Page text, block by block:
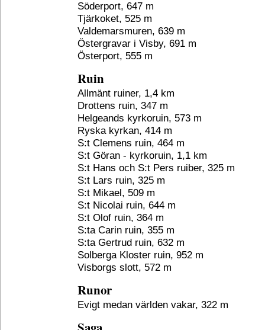
Söderport, 647 m
Tjärkoket, 525 m
Valdemarsmuren, 639 m
Östergravar i Visby, 691 m
Österport, 555 m
Ruin
Allmänt ruiner, 1,4 km
Drottens ruin, 347 m
Helgeands kyrkoruin, 573 m
Ryska kyrkan, 414 m
S:t Clemens ruin, 464 m
S:t Göran - kyrkoruin, 1,1 km
S:t Hans och S:t Pers ruiber, 325 m
S:t Lars ruin, 325 m
S:t Mikael, 509 m
S:t Nicolai ruin, 644 m
S:t Olof ruin, 364 m
S:ta Carin ruin, 355 m
S:ta Gertrud ruin, 632 m
Solberga Kloster ruin, 952 m
Visborgs slott, 572 m
Runor
Evigt medan världen vakar, 322 m